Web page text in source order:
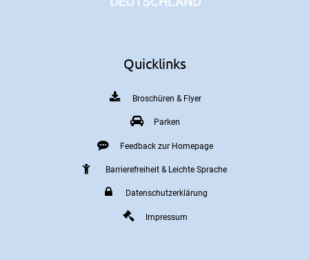
Quicklinks
Broschüren & Flyer
Parken
Feedback zur Homepage
Barrierefreiheit & Leichte Sprache
Datenschutzerklärung
Impressum